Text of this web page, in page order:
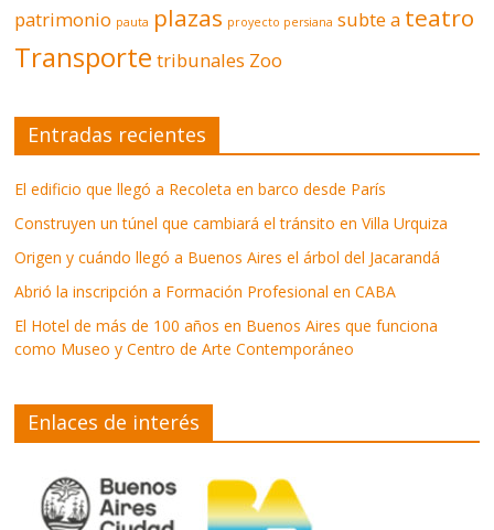
patrimonio pauta plazas proyecto persiana subte a teatro
Transporte tribunales Zoo
Entradas recientes
El edificio que llegó a Recoleta en barco desde París
Construyen un túnel que cambiará el tránsito en Villa Urquiza
Origen y cuándo llegó a Buenos Aires el árbol del Jacarandá
Abrió la inscripción a Formación Profesional en CABA
El Hotel de más de 100 años en Buenos Aires que funciona
como Museo y Centro de Arte Contemporáneo
Enlaces de interés